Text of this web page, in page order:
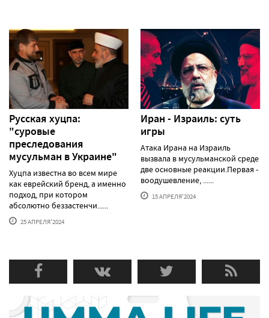
Русская хуцпа:
"суровые
преследования
мусульман в Украине"
Хуцпа известна во всем мире
как еврейский бренд, а именно
подход, при котором
абсолютно беззастенчи......
25 АПРЕЛЯ'2024
Иран - Израиль: суть
игры
Атака Ирана на Израиль
вызвала в мусульманской среде
две основные реакции.Первая -
воодушевление, ......
15 АПРЕЛЯ'2024